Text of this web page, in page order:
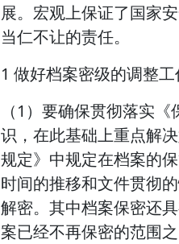
展。宏观上保证了国家
当仁不让的责任。
1 做好档案密级的调整
（1）要确保贯彻落实
识，在此基础上重点解
规定》中规定在档案的
时间的推移和文件贯彻
解密。其中档案保密还
案已经不再保密的范围